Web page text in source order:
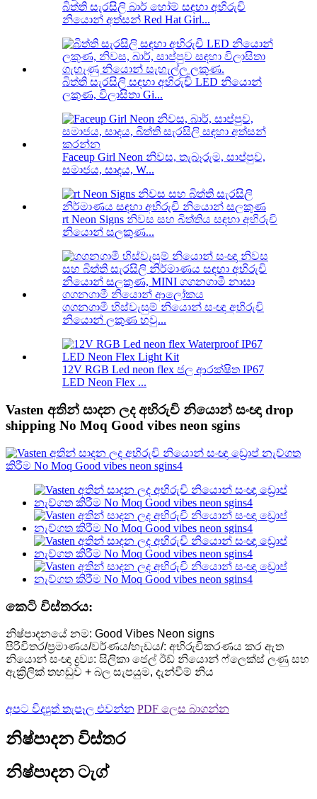
බිත්ති සැරසිලි බාර් හෝම් සඳහා අභිරුචි
නියොන් අත්සන් Red Hat Girl...
බිත්ති සැරසිලි සඳහා අභිරුචි LED නියොන්
ලකුණ, විලාසිතා Gi...
Faceup Girl Neon නිවස, තැබෑරුම, සාප්පුව,
සමාජය, සාදය, W...
rt Neon Signs නිවස සහ බිත්තිය සඳහා අභිරුචි
නියොන් සලකුණ...
ගගනගාමී හිස්වැසුම් නියොන් සංඥා අභිරුචි
නියොන් ලකුණ හවු...
12V RGB Led neon flex ජල ආරක්ෂිත IP67
LED Neon Flex ...
Vasten අතින් සාදන ලද අභිරුචි නියොන් සංඥා drop
shipping No Moq Good vibes neon sgins
කෙටි විස්තරය:
නිෂ්පාදනයේ නම: Good Vibes Neon signs
පිරිවිතර/ප්‍රමාණය/වර්ණය/හැඩය/: අභිරුචිකරණය කර ඇත
නියොන් සංඥා ද්‍රව්‍ය: සිලිකා ජෙල් ඊඩ් නියොන් ෆ්ලෙක්ස් ලණු සහ
ඇක්‍රිලික් තහඩුව + බල සැපයුම, දැන්වීම් නිය
අපට විද්‍යුත් තැපෑල එවන්න PDF ලෙස බාගන්න
නිෂ්පාදන විස්තර
නිෂ්පාදන ටැග්